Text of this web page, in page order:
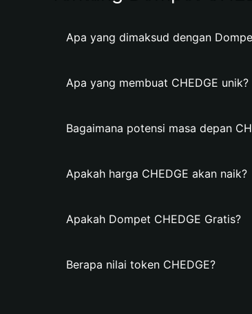
Apa yang dimaksud dengan
Apa yang membuat CHEDGE unik?
Bagaimana potensi masa depan
Apakah harga CHEDGE akan naik?
Apakah Dompet CHEDGE Gratis?
Berapa nilai token CHEDGE?